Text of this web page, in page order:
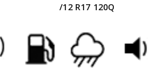
/12 R17 120Q